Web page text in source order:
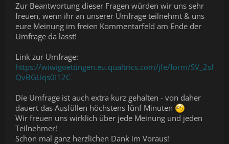
Zur Beantwortung dieser Fragen würden wir uns sehr
freuen, wenn ihr an unserer Umfrage teilnehmt & uns
eure Meinung im freien Kommentarfeld am Ende der
Umfrage da lasst!
Link zur Umfrage:
https://wiwigoettingen.eu.qualtrics.com/jfe/form/SV_2sf
QvBGUqs0I12C
Die Umfrage ist auch extra kurz gehalten - von daher
dauert das Ausfüllen höchstens fünf Minuten
Wir freuen uns wirklich über jede Meinung und jeden
Teilnehmer!
Schon mal ganz herzlichen Dank im Voraus!